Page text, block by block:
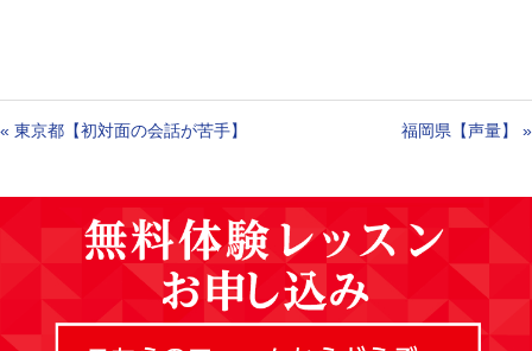
« 東京都【初対面の会話が苦手】 福岡県【声量】 »